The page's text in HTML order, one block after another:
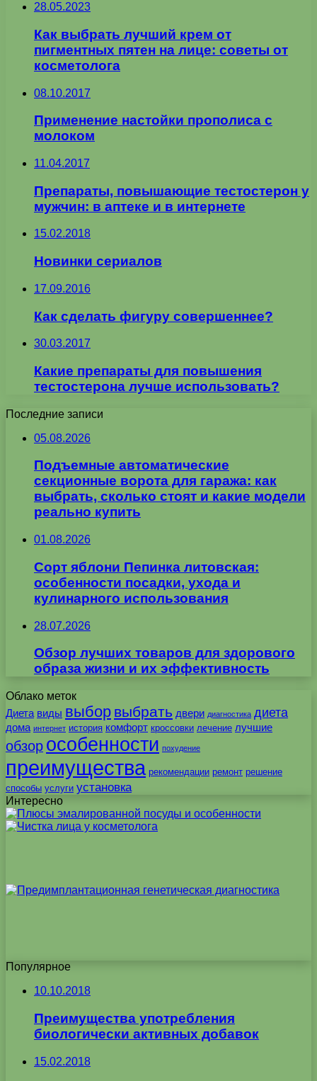
28.05.2023
Как выбрать лучший крем от
пигментных пятен на лице: советы от
косметолога
08.10.2017
Применение настойки прополиса с
молоком
11.04.2017
Препараты, повышающие тестостерон у
мужчин: в аптеке и в интернете
15.02.2018
Новинки сериалов
17.09.2016
Как сделать фигуру совершеннее?
30.03.2017
Какие препараты для повышения
тестостерона лучше использовать?
Последние записи
05.08.2026
Подъемные автоматические
секционные ворота для гаража: как
выбрать, сколько стоят и какие модели
реально купить
01.08.2026
Сорт яблони Пепинка литовская:
особенности посадки, ухода и
кулинарного использования
28.07.2026
Обзор лучших товаров для здорового
образа жизни и их эффективность
Облако меток
Диета виды выбор выбрать двери диагностика диета
дома интернет история комфорт кроссовки лечение лучшие
обзор особенности похудение
преимущества рекомендации ремонт решение
способы услуги установка
Интересно
Популярное
10.10.2018
Преимущества употребления
биологически активных добавок
15.02.2018